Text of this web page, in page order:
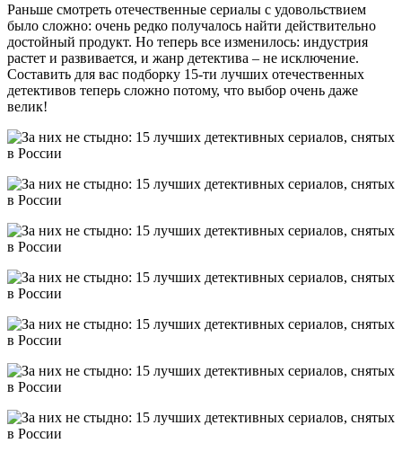
Раньше смотреть отечественные сериалы с удовольствием
было сложно: очень редко получалось найти действительно
достойный продукт. Но теперь все изменилось: индустрия
растет и развивается, и жанр детектива – не исключение.
Составить для вас подборку 15-ти лучших отечественных
детективов теперь сложно потому, что выбор очень даже
велик!